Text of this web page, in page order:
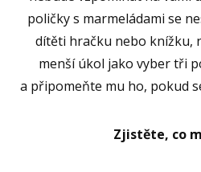
poličky s marmeládami se
dítěti hračku nebo knížku,
menší úkol jako vyber tři
a připomeňte mu ho, pokud
Zjistěte, co